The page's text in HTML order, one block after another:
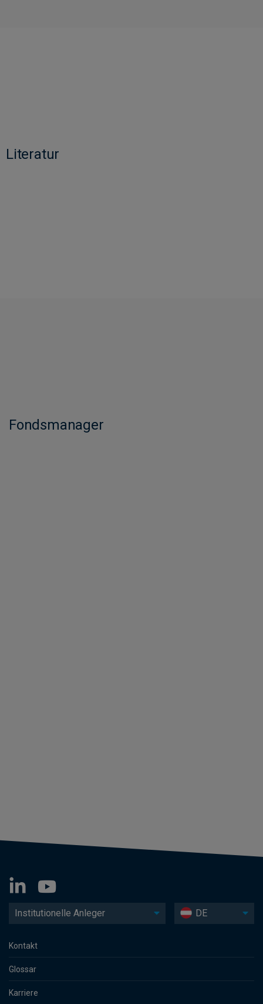
Literatur
Fondsmanager​​​​​​​​​​​​​​​​​​​​
Institutionelle Anleger DE
Kontakt
Glossar
Karriere